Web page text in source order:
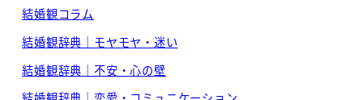
結婚観コラム
結婚観辞典｜モヤモヤ・迷い
結婚観辞典｜不安・心の壁